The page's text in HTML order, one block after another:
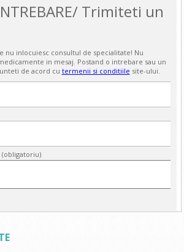
Trimiteti un
nu inlocuiesc consultul de specialitate! Nu
in mesaj. Postand o intrebare sau un
de acord cu termenii si conditiile site-ului.